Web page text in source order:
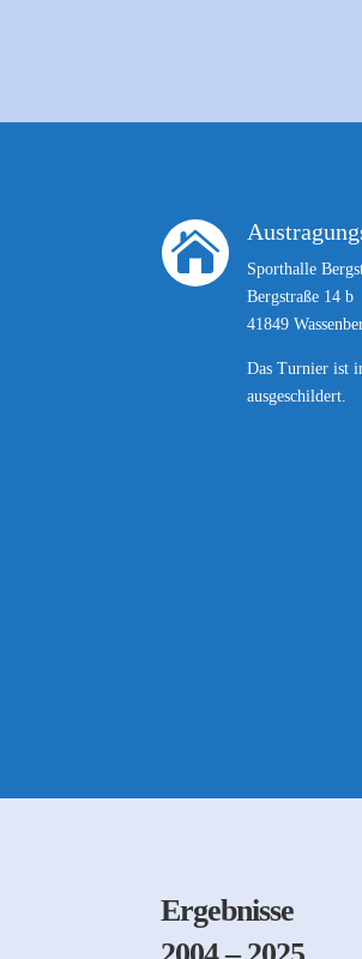

Sporthalle
Bergstraße 14 b
41849
Das Turnier ist
ausgeschildert.
Ergebnisse